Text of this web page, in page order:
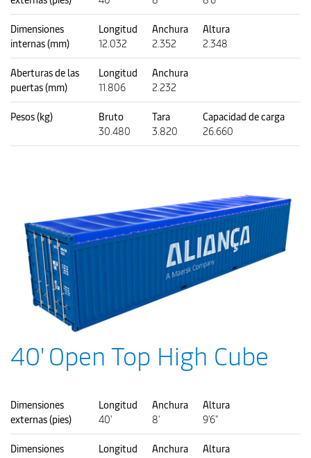
Dimensiones
internas (mm)
Longitud
12.032
Anchura
2.352
Altura
2.348
Aberturas de las
puertas (mm)
Longitud
11.806
Anchura
2.232
Pesos (kg)
Bruto
30.480
Tara
3.820
Capacidad de carga
26.660
40' Open Top High Cube
Dimensiones
externas (pies)
Longitud
40'
Anchura
8'
Altura
9'6"
Dimensiones
Longitud
Anchura
Altura